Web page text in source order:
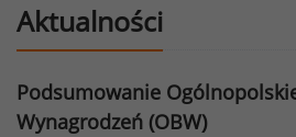
Aktualności
Podsumowanie
Wynagrodzeń (OBW)